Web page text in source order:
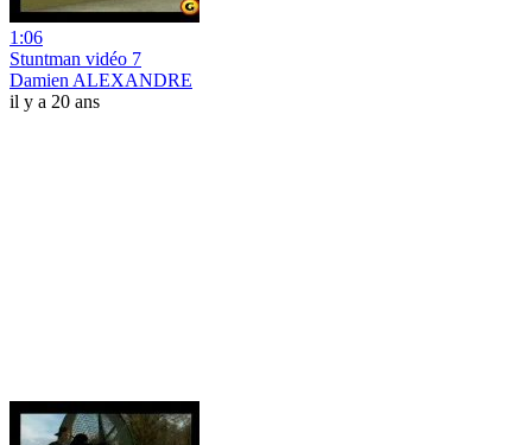
1:06
Stuntman vidéo 7
Damien ALEXANDRE
il y a 20 ans